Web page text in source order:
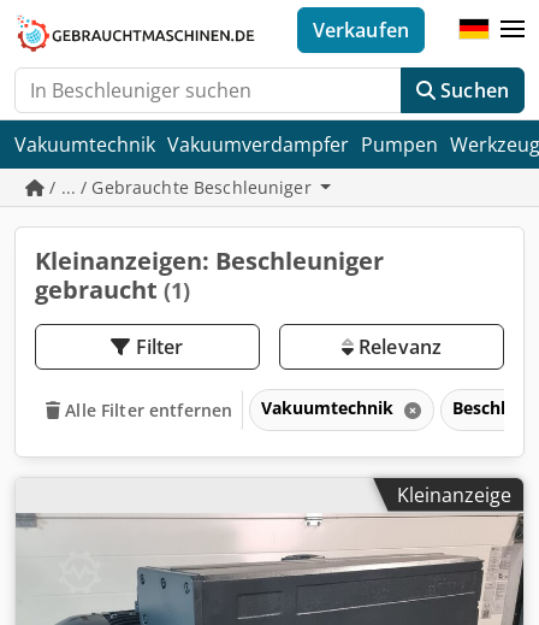
Suchen
Verkaufen
Vakuumtechnik Vakuumverdampfer Pumpen
/ ... / Gebrauchte Beschleuniger
Kleinanzeigen: Beschleuniger
gebraucht (1)
Filter Relevanz
Alle Filter entfernen Vakuumtechnik
Kleinanzeige